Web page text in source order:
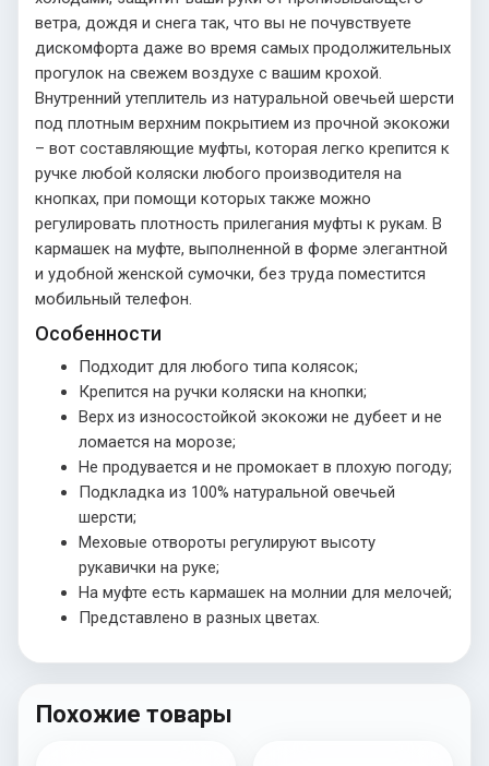
ветра, дождя и снега так, что вы не почувствуете
дискомфорта даже во время самых продолжительных
прогулок на свежем воздухе с вашим крохой.
Внутренний утеплитель из натуральной овечьей шерсти
под плотным верхним покрытием из прочной экокожи
– вот составляющие муфты, которая легко крепится к
ручке любой коляски любого производителя на
кнопках, при помощи которых также можно
регулировать плотность прилегания муфты к рукам. В
кармашек на муфте, выполненной в форме элегантной
и удобной женской сумочки, без труда поместится
мобильный телефон.
Особенности
Подходит для любого типа колясок;
Крепится на ручки коляски на кнопки;
Верх из износостойкой экокожи не дубеет и не
ломается на морозе;
Не продувается и не промокает в плохую погоду;
Подкладка из 100% натуральной овечьей
шерсти;
Меховые отвороты регулируют высоту
рукавички на руке;
На муфте есть кармашек на молнии для мелочей;
Представлено в разных цветах.
Похожие товары